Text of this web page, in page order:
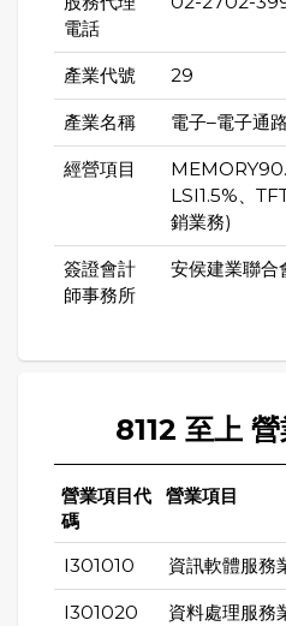
電話
產業代號 29
產業名稱 電子–電子通路
經營項目
LSI1.5%、
銷業務)
簽證會計
師事務所
安侯建業聯合
8112 至上
營業項目代
碼
營業項目
I301010 資訊軟體服務
I301020 資料處理服務